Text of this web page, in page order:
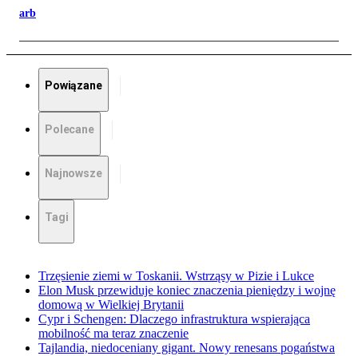
arb
Powiązane
Polecane
Najnowsze
Tagi
Trzęsienie ziemi w Toskanii. Wstrząsy w Pizie i Lukce
Elon Musk przewiduje koniec znaczenia pieniędzy i wojnę
domową w Wielkiej Brytanii
Cypr i Schengen: Dlaczego infrastruktura wspierająca
mobilność ma teraz znaczenie
Tajlandia, niedoceniany gigant. Nowy renesans pogaństwa